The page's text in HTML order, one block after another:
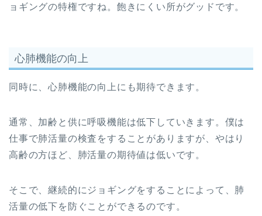
ョギングの特権ですね。飽きにくい所がグッドです。
心肺機能の向上
同時に、心肺機能の向上にも期待できます。
通常、加齢と供に呼吸機能は低下していきます。僕は
仕事で肺活量の検査をすることがありますが、やはり
高齢の方ほど、肺活量の期待値は低いです。
そこで、継続的にジョギングをすることによって、肺
活量の低下を防ぐことができるのです。